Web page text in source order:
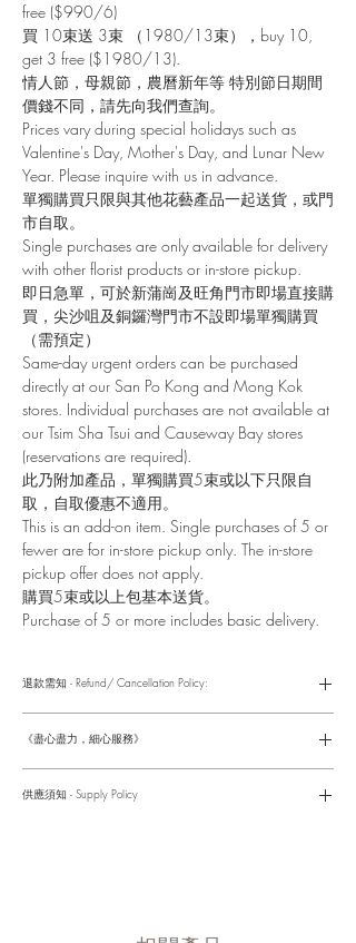
free ($990/6)
買 10束送 3束 （1980/13束），buy 10,
get 3 free ($1980/13).
情人節，母親節，農曆新年等 特別節日期間
價錢不同，請先向我們查詢。
Prices vary during special holidays such as
Valentine's Day, Mother's Day, and Lunar New
Year. Please inquire with us in advance.
單獨購買只限與其他花藝產品一起送貨，或門
市自取。
Single purchases are only available for delivery
with other florist products or in-store pickup.
即日急單，可於新蒲崗及旺角門市即場直接購
買，尖沙咀及銅鑼灣門市不設即場單獨購買
（需預定）
Same-day urgent orders can be purchased
directly at our San Po Kong and Mong Kok
stores. Individual purchases are not available at
our Tsim Sha Tsui and Causeway Bay stores
(reservations are required).
此乃附加產品，單獨購買5束或以下只限自
取，自取優惠不適用。
This is an add-on item. Single purchases of 5 or
fewer are for in-store pickup only. The in-store
pickup offer does not apply.
購買5束或以上包基本送貨。
Purchase of 5 or more includes basic delivery.
退款需知 - Refund/ Cancellation Policy:
https://www.fasunflower.com/return
《盡心盡力，細心服務》
貨後，我們都會有同事跟進。可就客戶方便，以指不同的方式與
供應須知 - Supply Policy